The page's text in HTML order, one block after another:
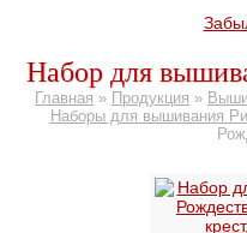
Набор для
Главная » Продукция »
Наборы для вышивания